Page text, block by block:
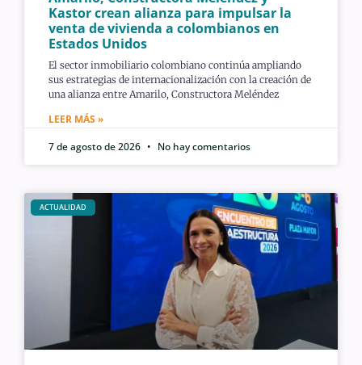
Kastor crean alianza para impulsar la
venta de vivienda a colombianos en
Estados Unidos
El sector inmobiliario colombiano continúa ampliando
sus estrategias de internacionalización con la creación de
una alianza entre Amarilo, Constructora Meléndez
LEER MÁS »
7 de agosto de 2026
No hay comentarios
ACTUALIDAD